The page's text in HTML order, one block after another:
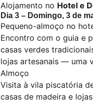
Alojamento no Hotel e
Dia 3 – Domingo, 3 de
Pequeno-almoço no
Encontro com o guia e
casas verdes
lojas artesanais — uma
Almoço
Visita à vila piscatória
casas de madeira e